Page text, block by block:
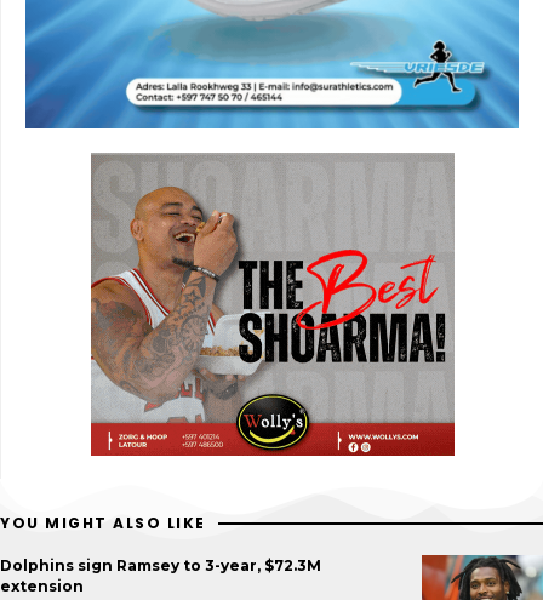
YOU MIGHT ALSO LIKE
Dolphins sign Ramsey to 3-year, $72.3M
extension